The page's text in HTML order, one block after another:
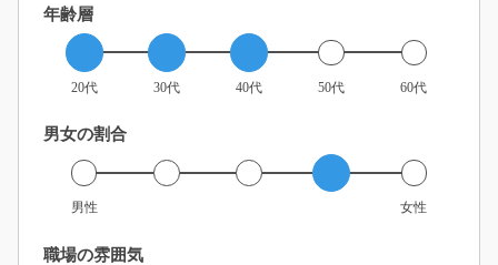
年齢層
20代 30代 40代 50代 60代
男女の割合
男性 女性
職場の雰囲気